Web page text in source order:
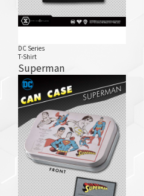
DC Series
T-Shirt
Superman